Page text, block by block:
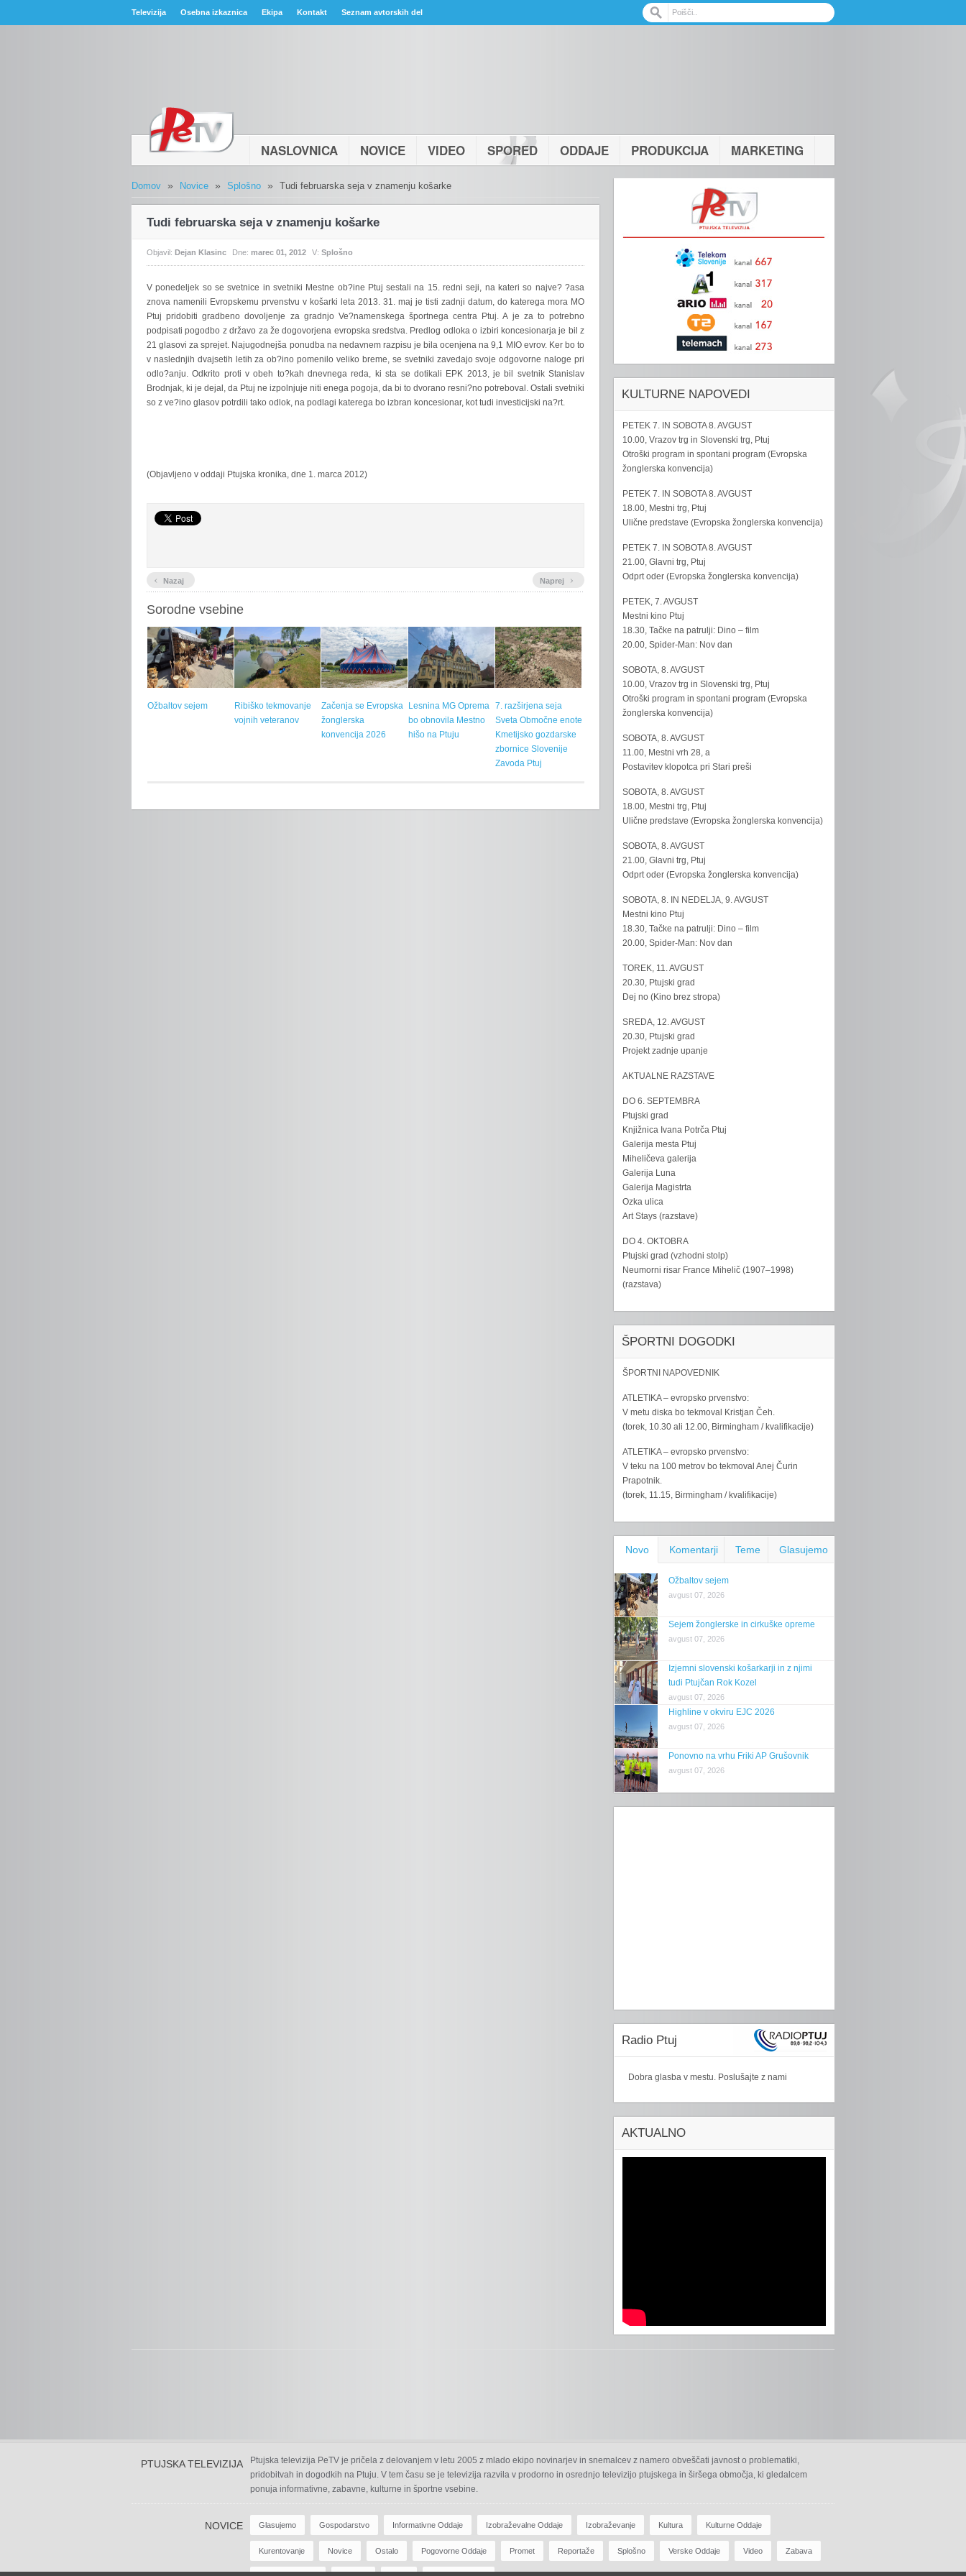
Televizija Osebna izkaznica Ekipa Kontakt Seznam avtorskih del
NASLOVNICA NOVICE VIDEO SPORED ODDAJE PRODUKCIJA MARKETING
Domov » Novice » Splošno » Tudi februarska seja v znamenju košarke
Tudi februarska seja v znamenju košarke
Objavil: Dejan Klasinc Dne: marec 01, 2012 V: Splošno
Vponedeljek so se svetnice in svetniki Mestne ob?ine Ptuj sestali na 15. redni seji, na kateri so najve? ?asa
znova namenili Evropskemu prvenstvu v košarki leta 2013. 31. maj je tisti zadnji datum, do katerega mora MO
Ptuj pridobiti gradbeno dovoljenje za gradnjo Ve?namenskega športnega centra Ptuj. A je za to potrebno
podpisati pogodbo z državo za že dogovorjena evropska sredstva. Predlog odloka o izbiri koncesionarja je bil z
21 glasovi za sprejet. Najugodnejša ponudba na nedavnem razpisu je bila ocenjena na 9,1 MIO evrov. Ker bo to
v naslednjih dvajsetih letih za ob?ino pomenilo veliko breme, se svetniki zavedajo svoje odgovorne naloge pri
odlo?anju. Odkrito proti v obeh to?kah dnevnega reda, ki sta se dotikali EPK 2013, je bil svetnik Stanislav
Brodnjak, ki je dejal, da Ptuj ne izpolnjuje niti enega pogoja, da bi to dvorano resni?no potreboval. Ostali svetniki
so z ve?ino glasov potrdili tako odlok, na podlagi katerega bo izbran koncesionar, kot tudi investicijski na?rt.
(Objavljeno v oddaji Ptujska kronika, dne 1. marca 2012)
‹ Nazaj Naprej ›
Sorodne vsebine
Ožbaltov sejem
Ribiško tekmovanje
vojnih veteranov
Začenja se Evropska
žonglerska
konvencija 2026
Lesnina MG Oprema
bo obnovila Mestno
hišo na Ptuju
7. razširjena seja
Sveta Območne enote
Kmetijsko gozdarske
zbornice Slovenije
Zavoda Ptuj
KULTURNE NAPOVEDI
PETEK 7. IN SOBOTA 8. AVGUST
10.00, Vrazov trg in Slovenski trg, Ptuj
Otroški program in spontani program (Evropska
žonglerska konvencija)
PETEK 7. IN SOBOTA 8. AVGUST
18.00, Mestni trg, Ptuj
Ulične predstave (Evropska žonglerska konvencija)
PETEK 7. IN SOBOTA 8. AVGUST
21.00, Glavni trg, Ptuj
Odprt oder (Evropska žonglerska konvencija)
PETEK, 7. AVGUST
Mestni kino Ptuj
18.30, Tačke na patrulji: Dino – film
20.00, Spider-Man: Nov dan
SOBOTA, 8. AVGUST
10.00, Vrazov trg in Slovenski trg, Ptuj
Otroški program in spontani program (Evropska
žonglerska konvencija)
SOBOTA, 8. AVGUST
11.00, Mestni vrh 28, a
Postavitev klopotca pri Stari preši
SOBOTA, 8. AVGUST
18.00, Mestni trg, Ptuj
Ulične predstave (Evropska žonglerska konvencija)
SOBOTA, 8. AVGUST
21.00, Glavni trg, Ptuj
Odprt oder (Evropska žonglerska konvencija)
SOBOTA, 8. IN NEDELJA, 9. AVGUST
Mestni kino Ptuj
18.30, Tačke na patrulji: Dino – film
20.00, Spider-Man: Nov dan
TOREK, 11. AVGUST
20.30, Ptujski grad
Dej no (Kino brez stropa)
SREDA, 12. AVGUST
20.30, Ptujski grad
Projekt zadnje upanje
AKTUALNE RAZSTAVE
DO 6. SEPTEMBRA
Ptujski grad
Knjižnica Ivana Potrča Ptuj
Galerija mesta Ptuj
Miheličeva galerija
Galerija Luna
Galerija Magistrta
Ozka ulica
Art Stays (razstave)
DO 4. OKTOBRA
Ptujski grad (vzhodni stolp)
Neumorni risar France Mihelič (1907–1998)
(razstava)
ŠPORTNI DOGODKI
ŠPORTNI NAPOVEDNIK
ATLETIKA – evropsko prvenstvo:
V metu diska bo tekmoval Kristjan Čeh.
(torek, 10.30 ali 12.00, Birmingham / kvalifikacije)
ATLETIKA – evropsko prvenstvo:
V teku na 100 metrov bo tekmoval Anej Čurin
Prapotnik.
(torek, 11.15, Birmingham / kvalifikacije)
Novo Komentarji Teme Glasujemo
Ožbaltov sejem
avgust 07, 2026
Sejem žonglerske in cirkuške opreme
avgust 07, 2026
Izjemni slovenski košarkarji in z njimi
tudi Ptujčan Rok Kozel
avgust 07, 2026
Highline v okviru EJC 2026
avgust 07, 2026
Ponovno na vrhu Friki AP Grušovnik
avgust 07, 2026
Radio Ptuj
Dobra glasba v mestu. Poslušajte z nami
AKTUALNO
PTUJSKA TELEVIZIJA
Ptujska televizija PeTV je pričela z delovanjem v letu 2005 z mlado ekipo novinarjev in snemalcev z namero obveščati javnost o problematiki,
pridobitvah in dogodkih na Ptuju. V tem času se je televizija razvila v prodorno in osrednjo televizijo ptujskega in širšega območja, ki gledalcem
ponuja informativne, zabavne, kulturne in športne vsebine.
NOVICE Glasujemo Gospodarstvo Informativne Oddaje Izobraževalne Oddaje Izobraževanje Kultura Kulturne Oddaje
Kurentovanje Novice Ostalo Pogovorne Oddaje Promet Reportaže Splošno Verske Oddaje Video Zabava